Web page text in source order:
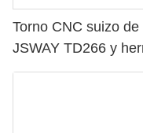
Torno CNC suizo
JSWAY TD266 y